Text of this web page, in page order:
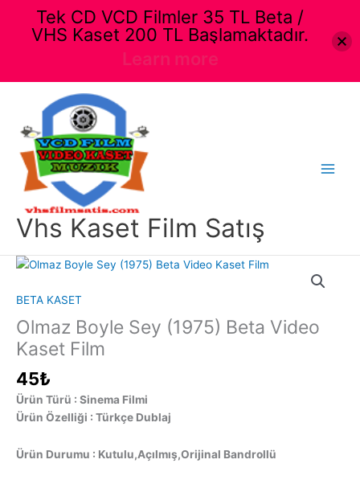
Vhs Kaset Film Satış
BETA KASET
Olmaz Boyle Sey (1975) Beta Video
Kaset Film
45₺
Ürün Türü : Sinema Filmi
Ürün Özelliği : Türkçe Dublaj
Ürün Durumu : Kutulu,Açılmış,Orijinal Bandrollü
Tek CD VCD Filmler 35 TL Beta /
VHS Kaset 200 TL Başlamaktadır.
Learn more